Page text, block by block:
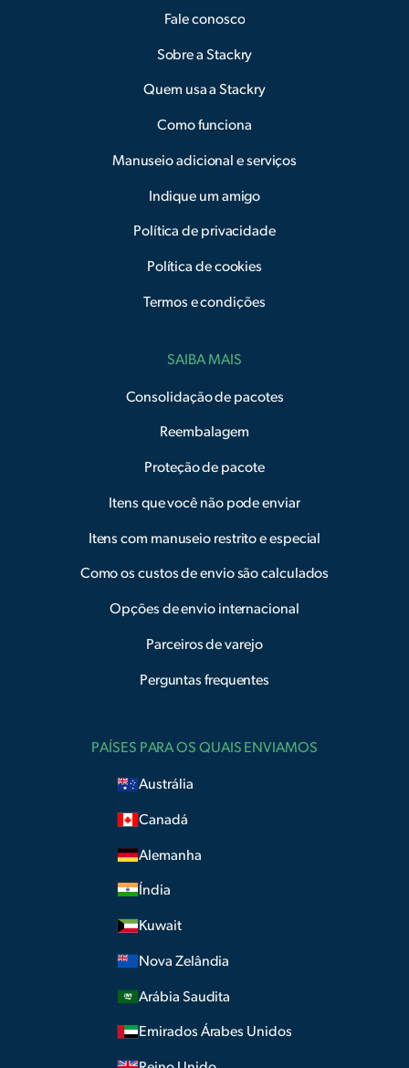
Fale conosco
Sobre a Stackry
Quem usa a Stackry
Como funciona
Manuseio adicional e serviços
Indique um amigo
Política de privacidade
Política de cookies
Termos e condições
SAIBA MAIS
Consolidação de pacotes
Reembalagem
Proteção de pacote
Itens que você não pode enviar
Itens com manuseio restrito e especial
Como os custos de envio são calculados
Opções de envio internacional
Parceiros de varejo
Perguntas frequentes
PAÍSES PARA OS QUAIS ENVIAMOS
Austrália
Canadá
Alemanha
Índia
Kuwait
Nova Zelândia
Arábia Saudita
Emirados Árabes Unidos